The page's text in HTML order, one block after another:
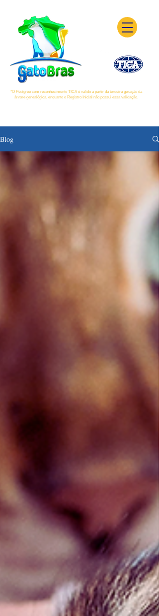
*O Pedigree com reconhecimento TICA é válido a partir da terceira geração da
árvore genealógica, enquanto o Registro Inicial não possui essa validação.
Blog